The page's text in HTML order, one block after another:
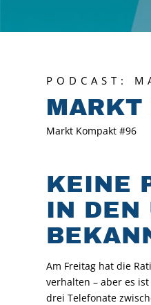
PODCAST:
MARKT
Markt Kompakt #96
KEINE
IN DEN
Am Freitag hat die
verhalten – aber es
drei Telefonate